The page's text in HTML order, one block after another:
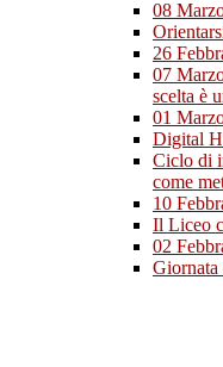
08
26
07
scelta è
01
Digital
Ciclo di
come
10
Il Liceo
02
Giornata